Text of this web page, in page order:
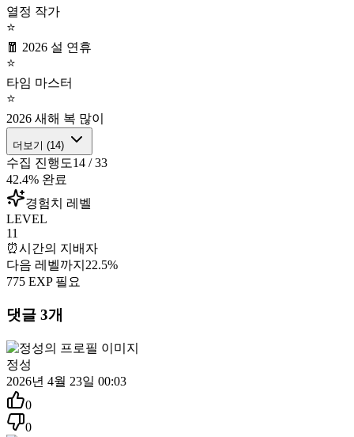
열정 작가
⭐
🧧 2026 설 연휴
⭐
타임 마스터
⭐
2026 새해 복 많이
더보기 (14)
수집 진행도14 /33
42.4% 완료
경험치 레벨
LEVEL
11
⏰시간의 지배자
다음 레벨까지 22.5%
775 EXP 필요
댓글 3개
정성
2026년 4월 23일 00:03
0
0